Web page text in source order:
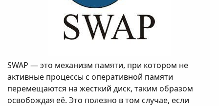
SWAP — это механизм памяти, при котором не
активные процессы с оперативной памяти
перемещаются на жесткий диск, таким образом
освобождая её. Это полезно в том случае, если